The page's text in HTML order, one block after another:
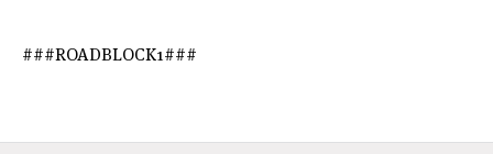
###ROADBLOCK1###